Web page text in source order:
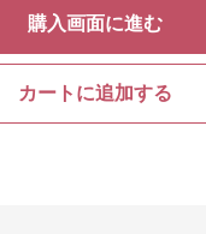
購入画面に進む
カートに追加する